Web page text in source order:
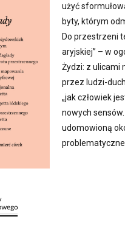
użyć
byty, którym
Do przestrzeni
aryjskiej” – w
Żydzi: z ulicami
przez ludzi-
„jak człowiek
nowych
udomowioną